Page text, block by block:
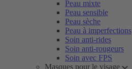
Peau mixte
Peau sensible
Peau sèche
Peau à imperfections
Soin anti-rides
Soin anti-rougeurs
Soin avec FPS
Masques pour le visage